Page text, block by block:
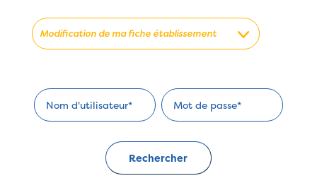
Modification de ma fiche établissement